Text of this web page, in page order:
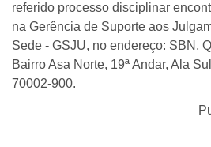
referido processo disciplinar
na Gerência de Suporte aos
Sede - GSJU, no endereço: SBN,
Bairro Asa Norte, 19ª Andar, Ala
70002-900.